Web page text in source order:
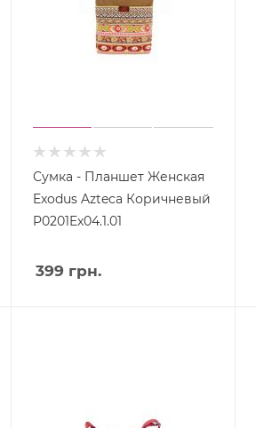
Сумка - Планшет Женская
Exodus Azteca Коричневый
P0201Ex04.1.01
399 грн.